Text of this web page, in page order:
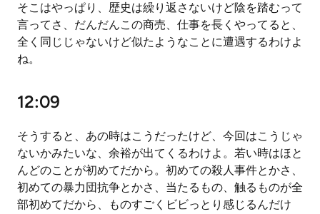
そこはやっぱり、歴史は繰り返さないけど陰を踏むって
言ってさ、だんだんこの商売、仕事を長くやってると、
全く同じじゃないけど似たようなことに遭遇するわけよ
ね。
12:09
そうすると、あの時はこうだったけど、今回はこうじゃ
ないかみたいな、余裕が出てくるわけよ。若い時はほと
んどのことが初めてだから。初めての殺人事件とかさ、
初めての暴力団抗争とかさ、当たるもの、触るものが全
部初めてだから、ものすごくビビっとり感じるんだけ